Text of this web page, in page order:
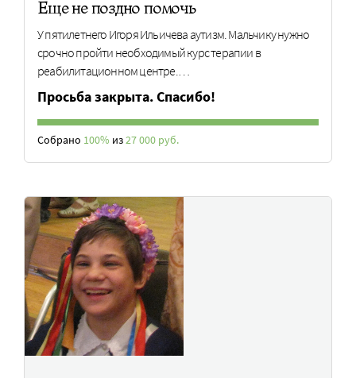
Еще не поздно помочь
У пятилетнего Игоря Ильичева аутизм. Мальчику нужно
срочно пройти необходимый курс терапии в
реабилитационном центре.…
Просьба закрыта. Спасибо!
Собрано 100% из27 000 руб.